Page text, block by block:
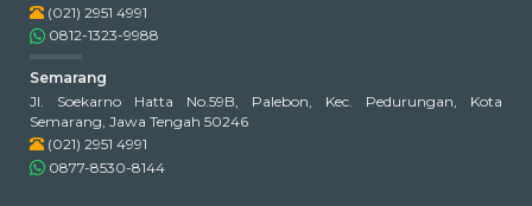
(021) 2951 4991
0812-1323-9988
Semarang
Jl. Soekarno Hatta No.59B, Palebon, Kec. Pedurungan, Kota
Semarang, Jawa Tengah 50246
(021) 2951 4991
0877-8530-8144